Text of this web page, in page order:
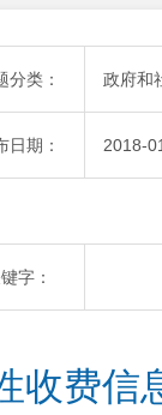
分类： 政府和
日期： 2018-
字：
收费信